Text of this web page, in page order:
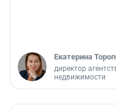
Екатерина
директор
недвижимости